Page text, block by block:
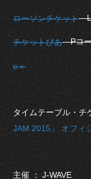
ローソンチケットL
チケットぴあPコー
e＋
タイムテーブル・チ
JAM 2015」 オフィ
主催 ： J-WAVE